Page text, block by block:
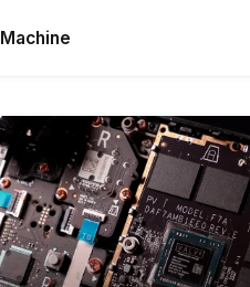
Machine